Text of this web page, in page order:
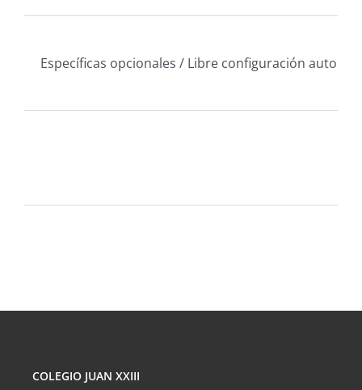
Específicas opcionales / Libre configuración
COLEGIO JUAN XXIII